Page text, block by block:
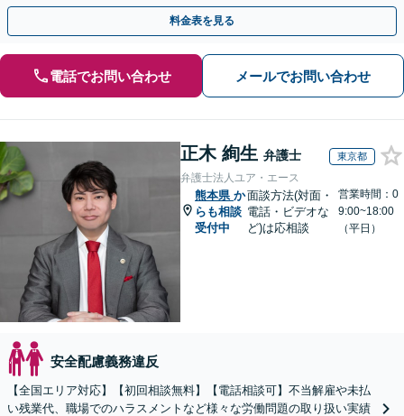
側から御社の労働問題解決に尽力します。
料金表を見る
電話でお問い合わせ メールでお問い合わせ
正木 絢生 弁護士 東京都
弁護士法人ユア・エース
熊本県 か
らも相談
受付中
面談方法(対面・
電話・ビデオな
ど)は応相談
営業時間：0
9:00~18:00
（平日）
安全配慮義務違反
【全国エリア対応】【初回相談無料】【電話相談可】不当解雇や未払
い残業代、職場でのハラスメントなど様々な労働問題の取り扱い実績